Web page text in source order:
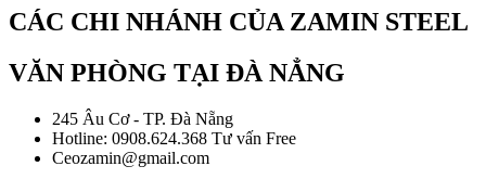
CÁC CHI NHÁNH CỦA ZAMIN STEEL
VĂN PHÒNG TẠI ĐÀ NẲNG
245 Âu Cơ - TP. Đà Nẵng
Hotline: 0908.624.368 Tư vấn Free
Ceozamin@gmail.com